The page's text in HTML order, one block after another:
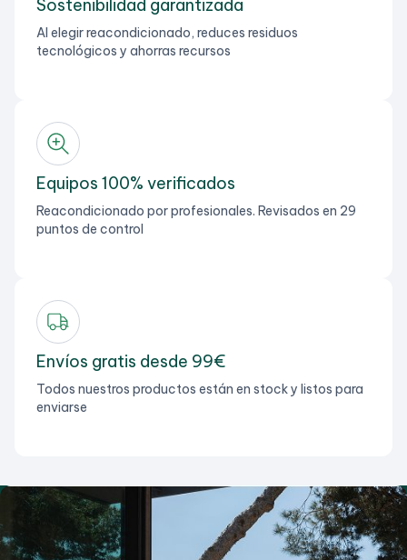
Sostenibilidad garantizada
Al elegir reacondicionado, reduces residuos
tecnológicos y ahorras recursos
Equipos 100% verificados
Reacondicionado por profesionales. Revisados en 29
puntos de control
Envíos gratis desde 99€
Todos nuestros productos están en stock y listos para
enviarse